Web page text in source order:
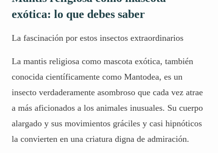
exótica: lo que debes saber
La fascinación por estos insectos extraordinarios
La mantis religiosa como mascota exótica, también
conocida científicamente como Mantodea, es un
insecto verdaderamente asombroso que cada vez atrae
a más aficionados a los animales inusuales. Su cuerpo
alargado y sus movimientos gráciles y casi hipnóticos
la convierten en una criatura digna de admiración.